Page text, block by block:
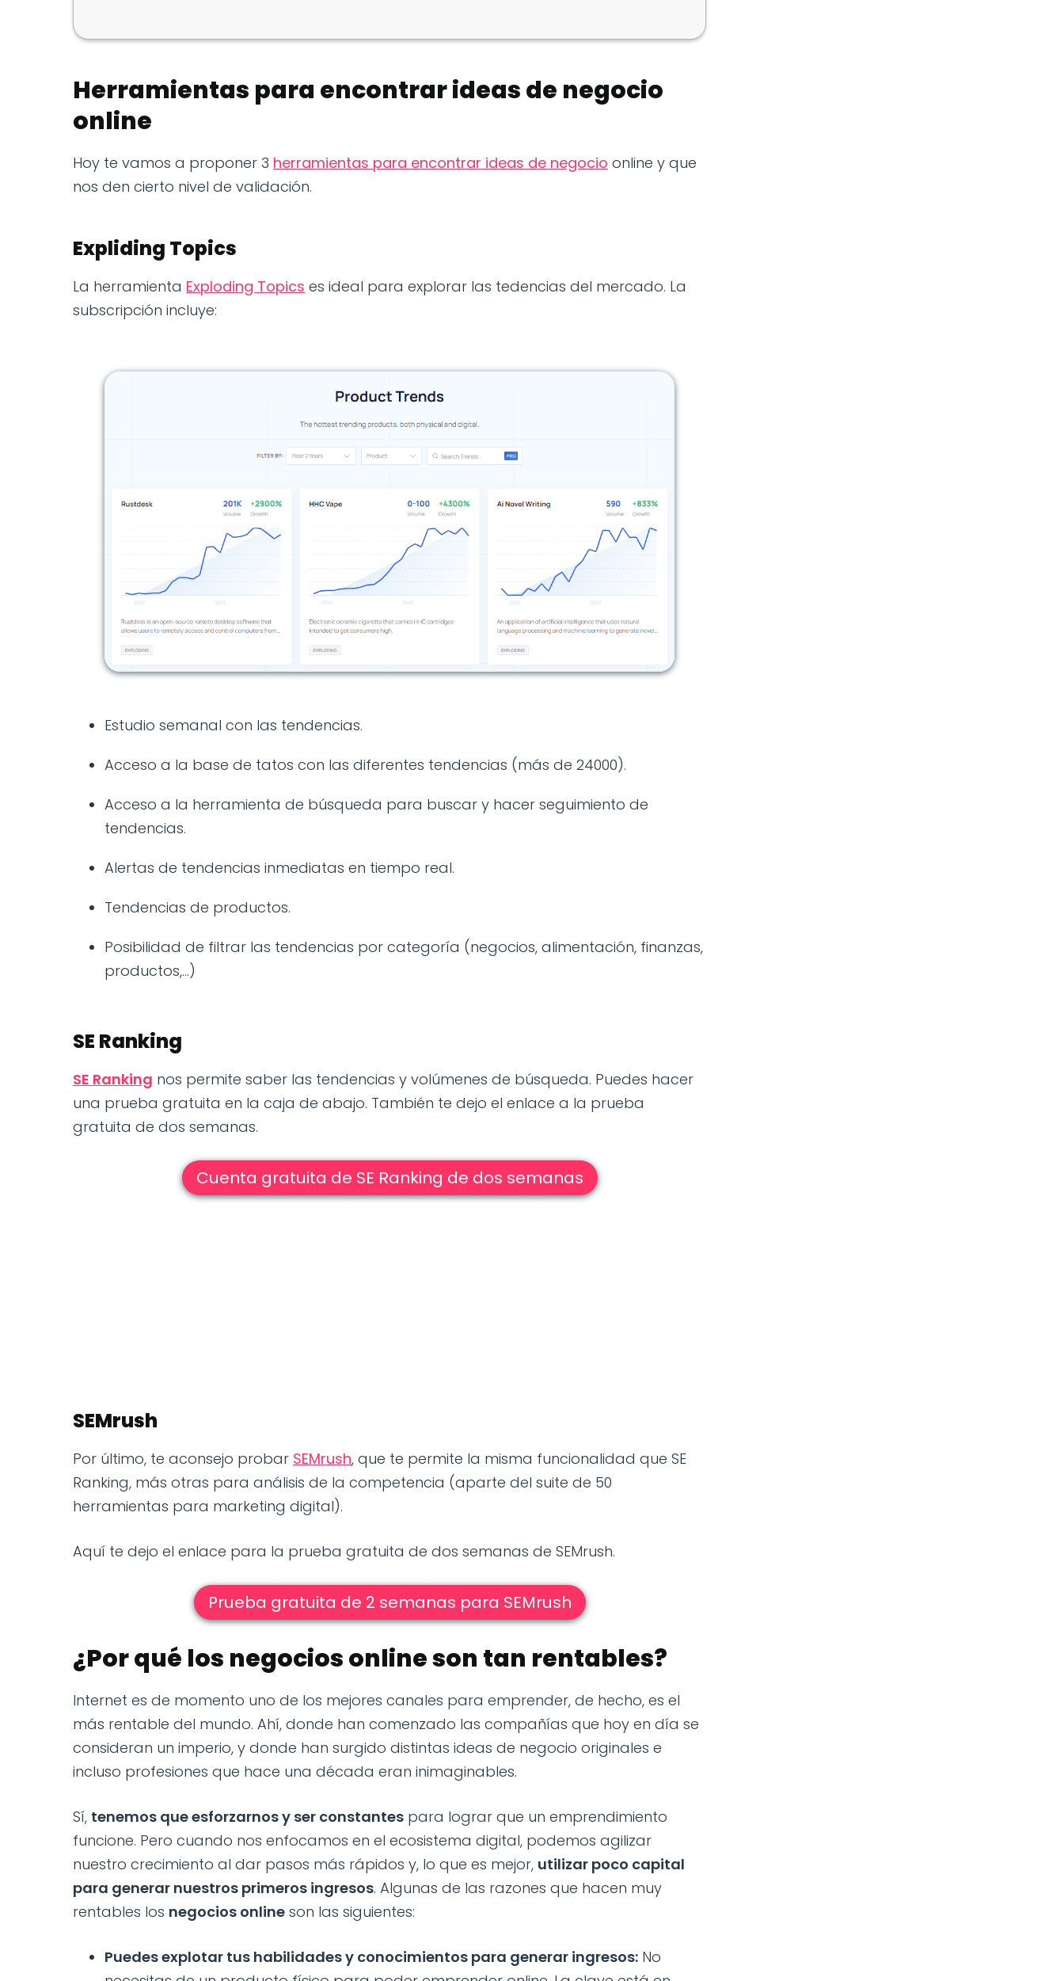
Herramientas para encontrar ideas de negocio
online
Hoy te vamos a proponer 3 herramientas para encontrar ideas de negocio online y que
nos den cierto nivel de validación.
Expliding Topics
La herramienta Exploding Topics es ideal para explorar las tedencias del mercado. La
subscripción incluye:
Estudio semanal con las tendencias.
Acceso a la base de tatos con las diferentes tendencias (más de 24000).
Acceso a la herramienta de búsqueda para buscar y hacer seguimiento de
tendencias.
Alertas de tendencias inmediatas en tiempo real.
Tendencias de productos.
Posibilidad de filtrar las tendencias por categoría (negocios, alimentación, finanzas,
productos,...)
SE Ranking
SE Ranking nos permite saber las tendencias y volúmenes de búsqueda. Puedes hacer
una prueba gratuita en la caja de abajo. También te dejo el enlace a la prueba
gratuita de dos semanas.
Cuenta gratuita de SE Ranking de dos semanas
SEMrush
Por último, te aconsejo probar SEMrush, que te permite la misma funcionalidad que SE
Ranking, más otras para análisis de la competencia (aparte del suite de 50
herramientas para marketing digital).
Aquí te dejo el enlace para la prueba gratuita de dos semanas de SEMrush.
Prueba gratuita de 2 semanas para SEMrush
¿Por qué los negocios online son tan rentables?
Internet es de momento uno de los mejores canales para emprender, de hecho, es el
más rentable del mundo. Ahí, donde han comenzado las compañías que hoy en día se
consideran un imperio, y donde han surgido distintas ideas de negocio originales e
incluso profesiones que hace una década eran inimaginables.
Sí, tenemos que esforzarnos y ser constantes para lograr que un emprendimiento
funcione. Pero cuando nos enfocamos en el ecosistema digital, podemos agilizar
nuestro crecimiento al dar pasos más rápidos y, lo que es mejor, utilizar poco capital
para generar nuestros primeros ingresos. Algunas de las razones que hacen muy
rentables los negocios online son las siguientes:
Puedes explotar tus habilidades y conocimientos para generar ingresos: No